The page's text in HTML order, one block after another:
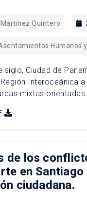
Quintero
Humanos
siglo, Ciudad de
Interoceánica
mixtas
de los
en Santiago
ciudadana.